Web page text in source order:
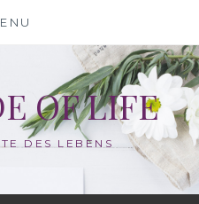
OF LIFE
DES LEBENS